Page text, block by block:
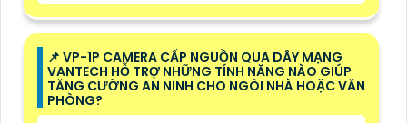
📌 VP-1P CAMERA CẤP NGUỒN QUA DÂY MẠNG
VANTECH HỖ TRỢ NHỮNG TÍNH NĂNG NÀO GIÚP
TĂNG CƯỜNG AN NINH CHO NGÔI NHÀ HOẶC VĂN
PHÒNG?